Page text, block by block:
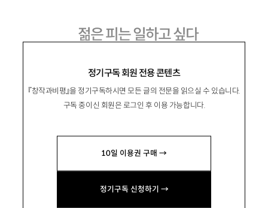
정기구독 회원 전용 콘텐츠
『창작과비평』을 정기구독하시면 모든 글의 전문을 읽으실 수 있습니다.
구독 중이신 회원은 로그인 후 이용 가능합니다.
10일 이용권 구매 →
정기구독 신청하기 →
젊은 피는 일하고 싶다
이호정李鎬汀
정) nina610@dreamwiz.com